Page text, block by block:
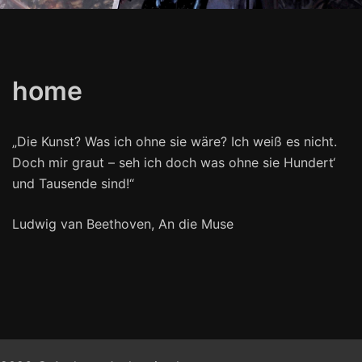
home
„Die Kunst? Was ich ohne sie wäre? Ich weiß es nicht.
Doch mir graut – seh ich doch was ohne sie Hundert‘
und Tausende sind!“
Ludwig van Beethoven, An die Muse